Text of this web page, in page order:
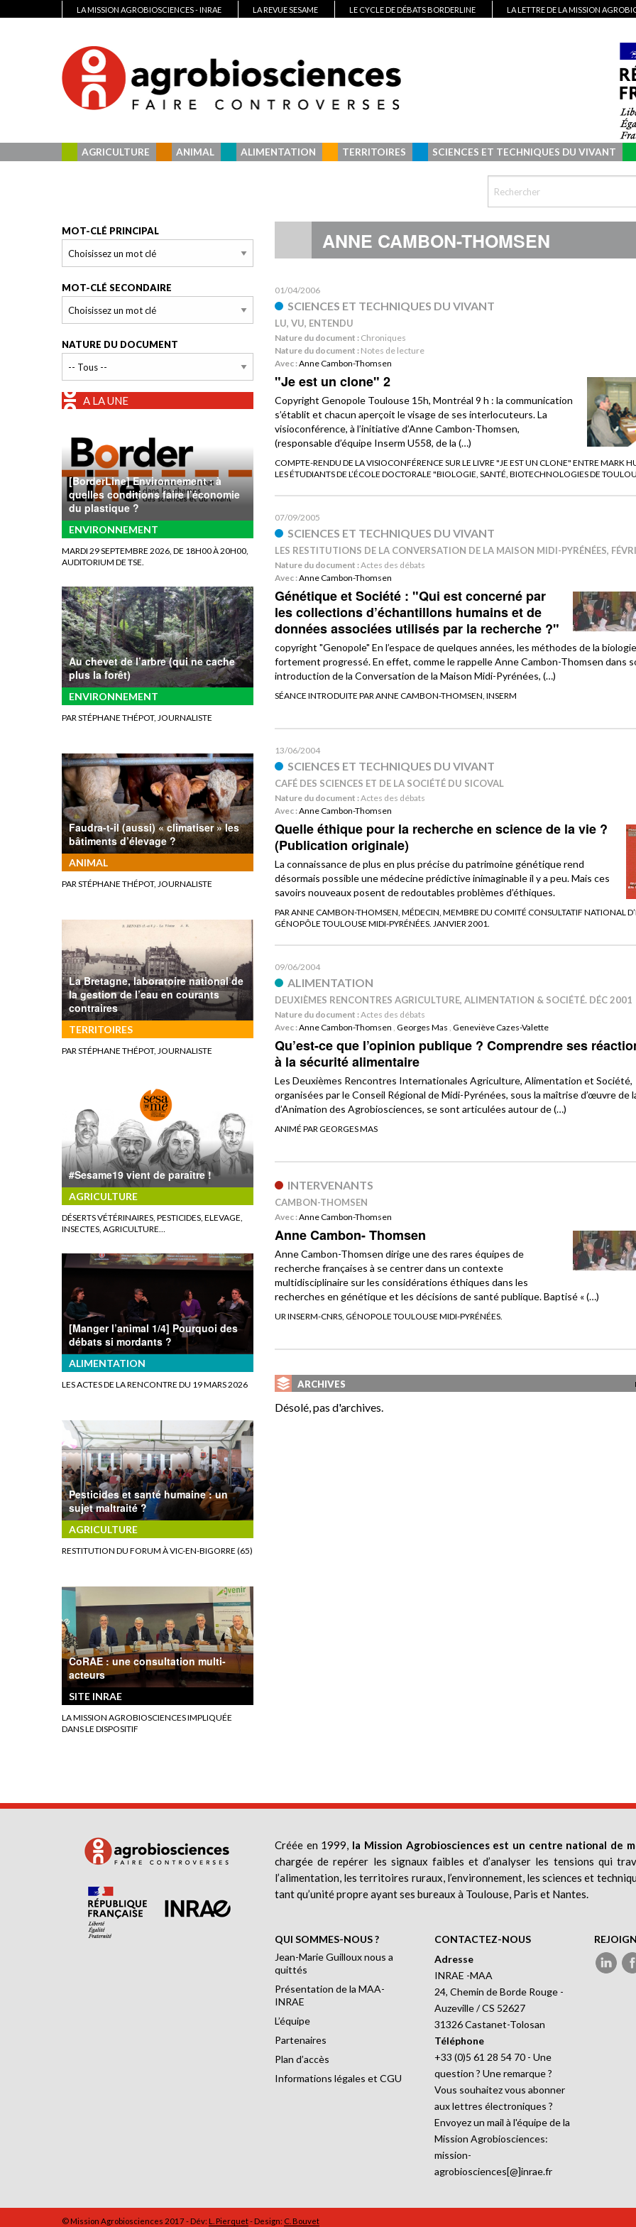
LA MISSION AGROBIOSCIENCES - INRAE LA REVUE SESAME LE CYCLE DE DÉBATS BORDERLINE LA LETTRE DE LA MISSION
AGRICULTURE ANIMAL ALIMENTATION TERRITOIRES SCIENCES ET TECHNIQUES DU VIVANT
ANNE CAMBON-THOMSEN
01/04/2006
SCIENCES ET TECHNIQUES DU VIVANT
LU, VU, ENTENDU
Nature du document : Chroniques
Nature du document : Notes de lecture
Avec :Anne Cambon-Thomsen
"Je est un clone" 2
Copyright Genopole Toulouse 15h, Montréal 9 h : la communication
s’établit et chacun aperçoit le visage de ses interlocuteurs. La
visioconférence, à l’initiative d’Anne Cambon-Thomsen,
(responsable d’équipe Inserm U558, de la (…)
COMPTE-RENDU DE LA VISIOCONFÉRENCE SUR LE LIVRE "JE EST UN CLONE" ENTRE MARK
LES ÉTUDIANTS DE L’ÉCOLE DOCTORALE "BIOLOGIE, SANTÉ, BIOTECHNOLOGIES DE
07/09/2005
SCIENCES ET TECHNIQUES DU VIVANT
LES RESTITUTIONS DE LA CONVERSATION DE LA MAISON MIDI-PYRÉNÉES,
Nature du document :Actes des débats
Avec :Anne Cambon-Thomsen
Génétique et Société : "Qui est concerné par
les collections d’échantillons humains et de
données associées utilisés par la recherche ?"
copyright "Genopole" En l’espace de quelques années, les méthodes de la
fortement progressé. En effet, comme le rappelle Anne Cambon-Thomsen dans
introduction de la Conversation de la Maison Midi-Pyrénées, (…)
SÉANCE INTRODUITE PAR ANNE CAMBON-THOMSEN, INSERM
13/06/2004
SCIENCES ET TECHNIQUES DU VIVANT
CAFÉ DES SCIENCES ET DE LA SOCIÉTÉ DU SICOVAL
Nature du document :Actes des débats
Avec :Anne Cambon-Thomsen
Quelle éthique pour la recherche en science de la vie ?
(Publication originale)
La connaissance de plus en plus précise du patrimoine génétique rend
désormais possible une médecine prédictive inimaginable il y a peu. Mais ces
savoirs nouveaux posent de redoutables problèmes d’éthiques.
PAR ANNE CAMBON-THOMSEN, MÉDECIN, MEMBRE DU COMITÉ CONSULTATIF NATIONAL
GÉNOPÔLE TOULOUSE MIDI-PYRÉNÉES. JANVIER 2001.
09/06/2004
ALIMENTATION
DEUXIÈMES RENCONTRES AGRICULTURE, ALIMENTATION & SOCIÉTÉ. DÉC 2001
Nature du document :Actes des débats
Avec :Anne Cambon-Thomsen , Georges Mas , Geneviève Cazes-Valette
Qu’est-ce que l’opinion publique ? Comprendre ses
à la sécurité alimentaire
Les Deuxièmes Rencontres Internationales Agriculture, Alimentation et Société,
organisées par le Conseil Régional de Midi-Pyrénées, sous la maîtrise d’œuvre de
d’Animation des Agrobiosciences, se sont articulées autour de (…)
ANIMÉ PAR GEORGES MAS
INTERVENANTS
CAMBON-THOMSEN
Avec :Anne Cambon-Thomsen
Anne Cambon- Thomsen
Anne Cambon-Thomsen dirige une des rares équipes de
recherche françaises à se centrer dans un contexte
multidisciplinaire sur les considérations éthiques dans les
recherches en génétique et les décisions de santé publique. Baptisé « (…)
UR INSERM-CNRS, GÉNOPOLE TOULOUSE MIDI-PYRÉNÉES.
ARCHIVES
Désolé, pas d'archives.
MOT-CLÉ PRINCIPAL
MOT-CLÉ SECONDAIRE
NATURE DU DOCUMENT
A LA UNE
[BorderLine] Environnement : à
quelles conditions faire l’économie
du plastique ?
ENVIRONNEMENT
MARDI 29 SEPTEMBRE 2026, DE 18H00 À 20H00,
AUDITORIUM DE TSE.
Au chevet de l’arbre (qui ne cache
plus la forêt)
ENVIRONNEMENT
PAR STÉPHANE THÉPOT, JOURNALISTE
Faudra-t-il (aussi) « climatiser » les
bâtiments d’élevage ?
ANIMAL
PAR STÉPHANE THÉPOT, JOURNALISTE
La Bretagne, laboratoire national de
la gestion de l’eau en courants
contraires
TERRITOIRES
PAR STÉPHANE THÉPOT, JOURNALISTE
#Sesame19 vient de paraître !
AGRICULTURE
DÉSERTS VÉTÉRINAIRES, PESTICIDES, ELEVAGE,
INSECTES, AGRICULTURE…
[Manger l’animal 1/4] Pourquoi des
débats si mordants ?
ALIMENTATION
LES ACTES DE LA RENCONTRE DU 19 MARS 2026
Pesticides et santé humaine : un
sujet maltraité ?
AGRICULTURE
RESTITUTION DU FORUM À VIC-EN-BIGORRE (65)
CoRAE : une consultation multi-
acteurs
SITE INRAE
LA MISSION AGROBIOSCIENCES IMPLIQUÉE
DANS LE DISPOSITIF
Créée en 1999, la Mission Agrobiosciences est un centre national de
chargée de repérer les signaux faibles et d’analyser les tensions qui
l’alimentation, les territoires ruraux, l’environnement, les sciences et
tant qu’unité propre ayant ses bureaux à Toulouse, Paris et Nantes.
QUI SOMMES-NOUS ?
Jean-Marie Guilloux nous a
quittés
Présentation de la MAA-
INRAE
L’équipe
Partenaires
Plan d’accès
Informations légales et CGU
CONTACTEZ-NOUS
Adresse
INRAE -MAA
24, Chemin de Borde Rouge -
Auzeville / CS 52627
31326 Castanet-Tolosan
Téléphone
+33 (0)5 61 28 54 70 - Une
question ? Une remarque ?
Vous souhaitez vous abonner
aux lettres électroniques ?
Envoyez un mail à l'équipe de la
Mission Agrobiosciences:
mission-
agrobiosciences[@]inrae.fr
© Mission Agrobiosciences 2017 - Dév: L. Pierquet- Design: C. Bouvet